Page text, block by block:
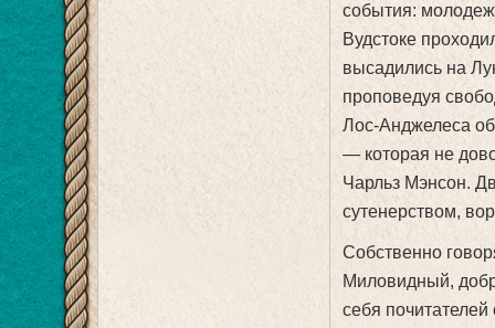
события:
Вудстоке
высадились на
проповедуя
Лос-Анджелеса
— которая не
Чарльз Мэнсон.
сутенерством,
Собственно
Миловидный,
себя